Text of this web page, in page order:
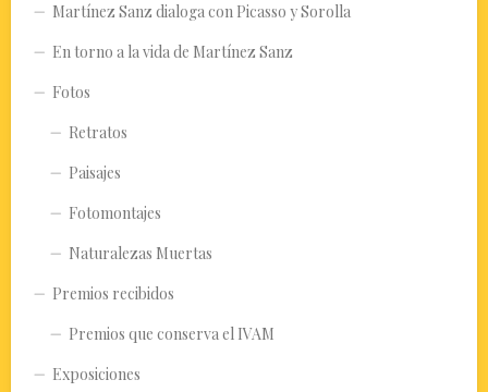
Martínez Sanz dialoga con Picasso y Sorolla
En torno a la vida de Martínez Sanz
Fotos
Retratos
Paisajes
Fotomontajes
Naturalezas Muertas
Premios recibidos
Premios que conserva el IVAM
Exposiciones